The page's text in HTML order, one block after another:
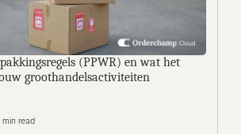
(PPWR) en wat het
groothandelsactiviteiten
min read